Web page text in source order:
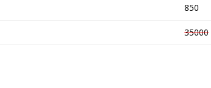
850
35000